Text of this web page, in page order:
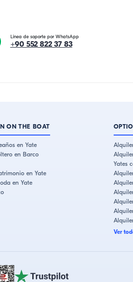
Linea de soporte por WhatsApp
+90 552 822 37 83
ON THE BOAT
en Yate
en Barco
en Yate
en Yate
Yates
Ver